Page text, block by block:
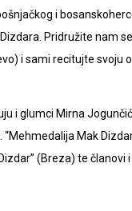
i
Pridružite nam
i sami recitujte svoju
i glumci Mirna
“Mehmedalija Mak
(Breza) te članovi